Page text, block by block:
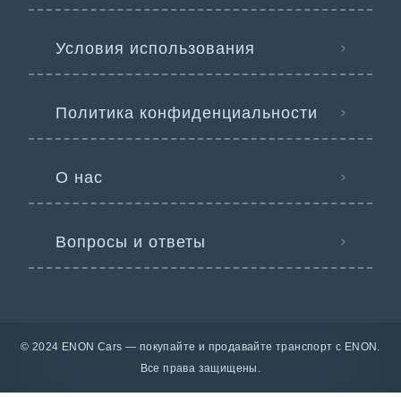
Условия использования
Политика конфиденциальности
О нас
Вопросы и ответы
© 2024 ENON Cars — покупайте и продавайте транспорт с ENON.
Все права защищены.